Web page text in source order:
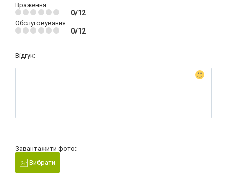
Враження
0/12
Обслуговування
0/12
Відгук:
Завантажити фото:
Вибрати